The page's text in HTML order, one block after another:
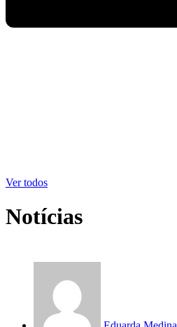
Ver todos
Notícias